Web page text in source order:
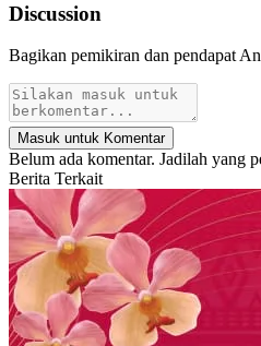
Discussion
Bagikan pemikiran dan pendapat
Masuk untuk Komentar
Belum ada komentar. Jadilah yang
Berita Terkait